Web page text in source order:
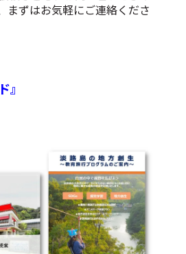
まずはお気軽にご連絡くださ
』